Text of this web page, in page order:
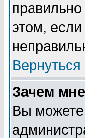
этом,
Вернуться
Зачем
Вы можете